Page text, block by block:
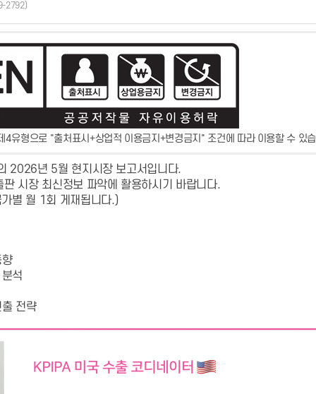
2792)
유형으로 "출처표시+상업적 이용금지+변경금지" 조건에 따라 이용할 수 있
2026년 5월 현지시장 보고서입니다.
시장 최신정보 파악에 활용하시기 바랍니다.
별 월 1회 게재됩니다.)
석
전략